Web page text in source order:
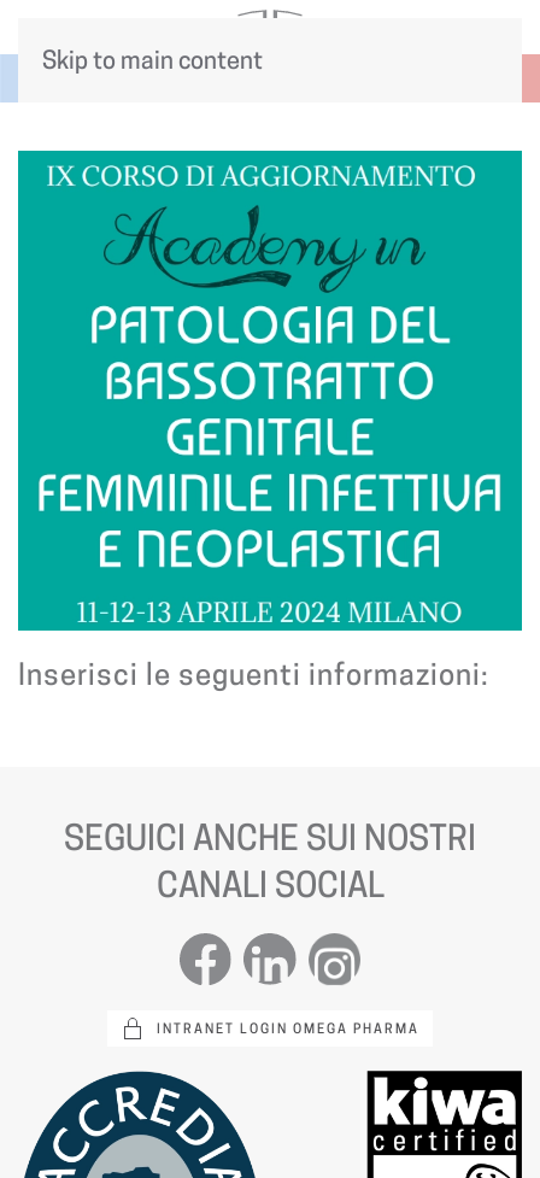
Skip to main content
Inserisci le seguenti informazioni:
SEGUICI ANCHE SUI NOSTRI
CANALI SOCIAL
INTRANET LOGIN OMEGA PHARMA